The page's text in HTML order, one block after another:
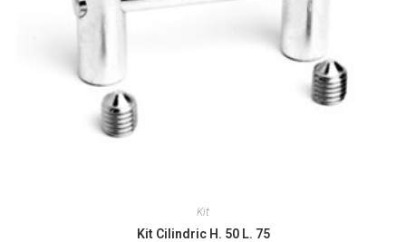
Kit
Kit Cilindric H. 50 L. 75